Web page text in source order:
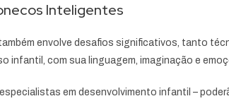
Inteligentes
envolve desafios significativos, tanto
infantil, com sua linguagem, imaginação e
em desenvolvimento infantil –